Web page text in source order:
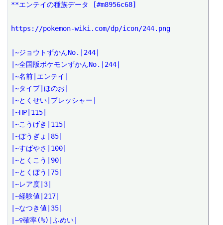
**エンテイの種族データ [#m8956c68]
https://pokemon-wiki.com/dp/icon/244.png
|~ジョウトずかんNo.|244|
|~全国版ポケモンずかんNo.|244|
|~名前|エンテイ|
|~タイプ|ほのお|
|~とくせい|プレッシャー|
|~HP|115|
|~こうげき|115|
|~ぼうぎょ|85|
|~すばやさ|100|
|~とくこう|90|
|~とくぼう|75|
|~レア度|3|
|~経験値|217|
|~なつき値|35|
|~♀確率(%)|ふめい|